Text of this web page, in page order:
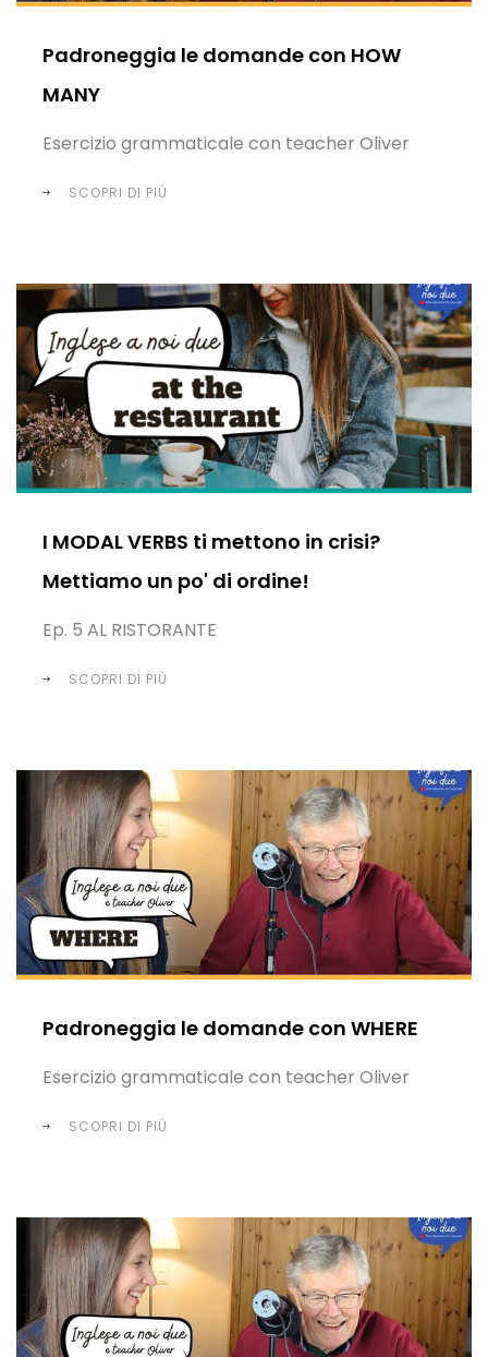
Padroneggia le domande con HOW
MANY
Esercizio grammaticale con teacher Oliver
SCOPRI DI PIÙ
I MODAL VERBS ti mettono in crisi?
Mettiamo un po' di ordine!
Ep. 5 AL RISTORANTE
SCOPRI DI PIÙ
Padroneggia le domande con WHERE
Esercizio grammaticale con teacher Oliver
SCOPRI DI PIÙ